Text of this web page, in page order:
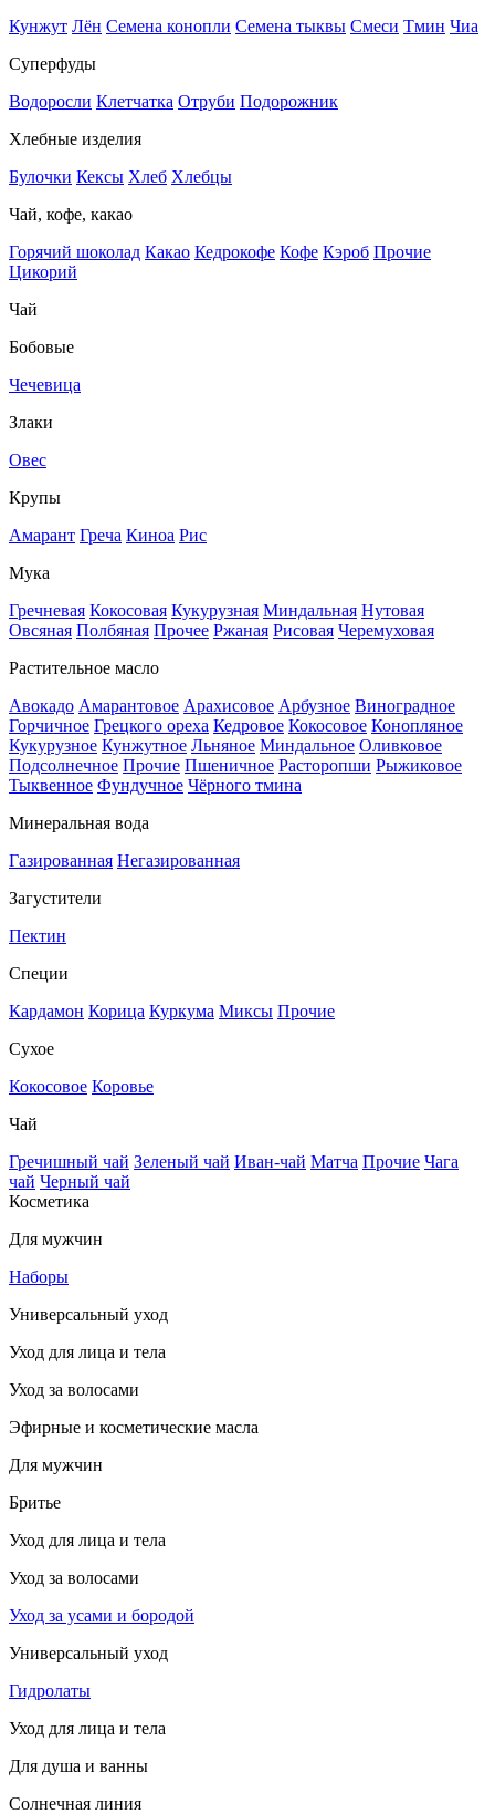
Кунжут Лён Семена конопли Семена тыквы Смеси Тмин Чиа
Суперфуды
Водоросли Клетчатка Отруби Подорожник
Хлебные изделия
Булочки Кексы Хлеб Хлебцы
Чай, кофе, какао
Горячий шоколад Какао Кедрокофе Кофе Кэроб Прочие
Цикорий
Чай
Бобовые
Чечевица
Злаки
Овес
Крупы
Амарант Греча Киноа Рис
Мука
Гречневая Кокосовая Кукурузная Миндальная Нутовая
Овсяная Полбяная Прочее Ржаная Рисовая Черемуховая
Растительное масло
Авокадо Амарантовое Арахисовое Арбузное Виноградное
Горчичное Грецкого ореха Кедровое Кокосовое Конопляное
Кукурузное Кунжутное Льняное Миндальное Оливковое
Подсолнечное Прочие Пшеничное Расторопши Рыжиковое
Тыквенное Фундучное Чёрного тмина
Минеральная вода
Газированная Негазированная
Загустители
Пектин
Специи
Кардамон Корица Куркума Миксы Прочие
Сухое
Кокосовое Коровье
Чай
Гречишный чай Зеленый чай Иван-чай Матча Прочие Чага
чай Черный чай
Косметика
Для мужчин
Наборы
Универсальный уход
Уход для лица и тела
Уход за волосами
Эфирные и косметические масла
Для мужчин
Бритье
Уход для лица и тела
Уход за волосами
Уход за усами и бородой
Универсальный уход
Гидролаты
Уход для лица и тела
Для душа и ванны
Солнечная линия